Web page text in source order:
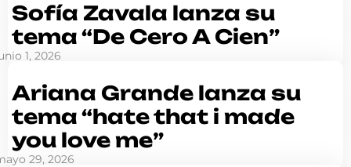
Sofía Zavala lanza su
tema “De Cero A Cien”
1, 2026
Ariana Grande lanza su
tema “hate that i made
you love me”
29, 2026